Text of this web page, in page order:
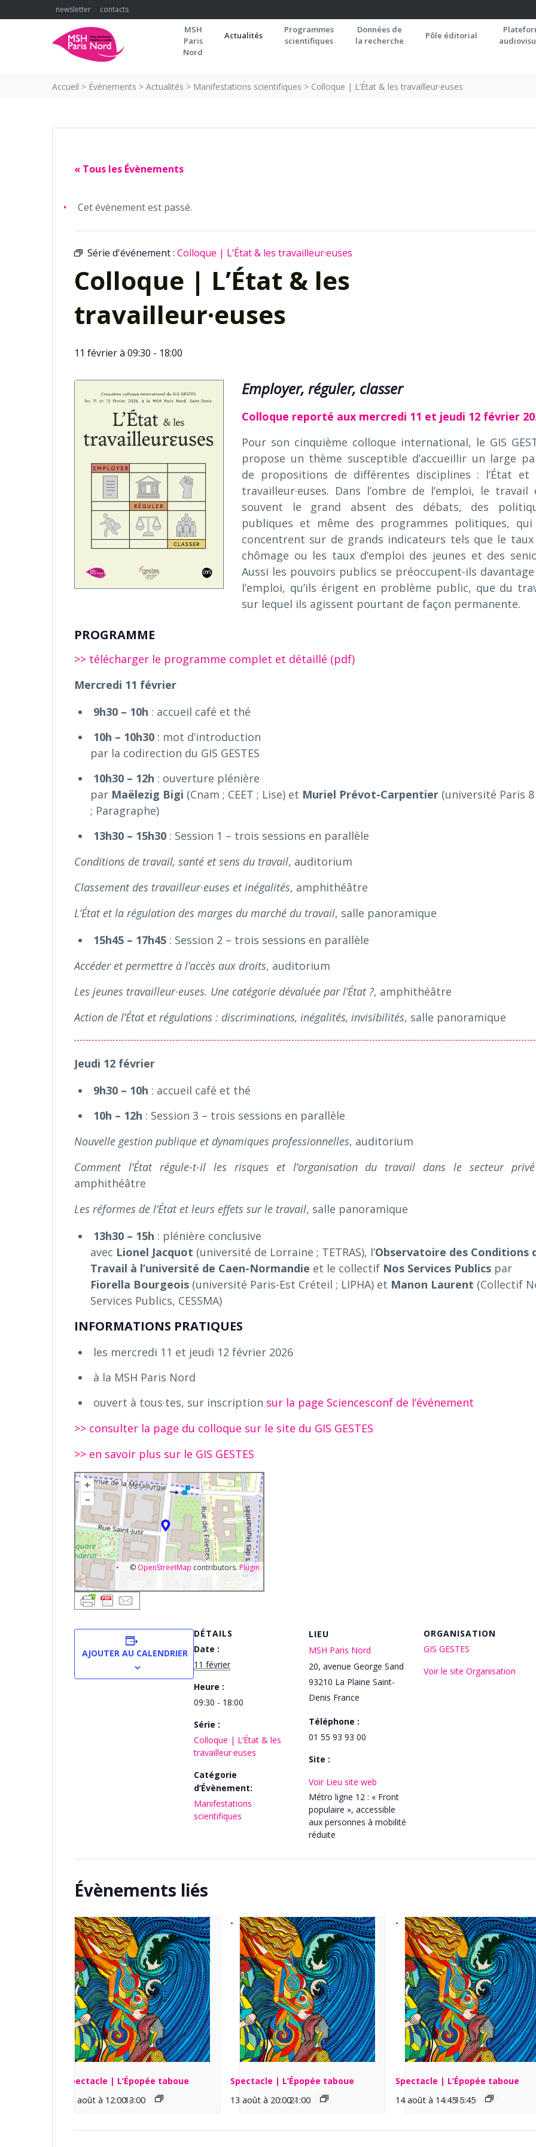
to
newsletter contacts
MSH
Paris
Nord
Actualités
Programmes
scientifiques
Données de
la recherche
Pôle éditorial
Accueil > Évènements > Actualités > Manifestations scientifiques > Colloque | L’État & les travailleur·euses
« Tous les Évènements
Cet évènement est passé.
Série d'événement : Colloque | L’État & les travailleur·euses
Colloque | L’État & les
travailleur·euses
11 février à 09:30 - 18:00
Employer, réguler, classer
Colloque reporté aux mercredi 11 et jeudi 12 février
Pour son cinquième colloque international, le GIS
propose un thème susceptible d’accueillir un large
de propositions de différentes disciplines : l’État et
travailleur·euses. Dans l’ombre de l’emploi, le travail
souvent le grand absent des débats, des
publiques et même des programmes politiques, qui
concentrent sur de grands indicateurs tels que le taux
chômage ou les taux d’emploi des jeunes et des
Aussi les pouvoirs publics se préoccupent-ils
l’emploi, qu’ils érigent en problème public, que du
sur lequel ils agissent pourtant de façon permanente.
PROGRAMME
>> télécharger le programme complet et détaillé (pdf)
Mercredi 11 février
9h30 – 10h : accueil café et thé
10h – 10h30 : mot d’introduction
par la codirection du GIS GESTES
10h30 – 12h : ouverture plénière
par Maëlezig Bigi (Cnam ; CEET ; Lise) et Muriel Prévot-Carpentier (université Paris 8
; Paragraphe)
13h30 – 15h30 : Session 1 – trois sessions en parallèle
Conditions de travail, santé et sens du travail, auditorium
Classement des travailleur·euses et inégalités, amphithéâtre
L’État et la régulation des marges du marché du travail, salle panoramique
15h45 – 17h45 : Session 2 – trois sessions en parallèle
Accéder et permettre à l’accès aux droits, auditorium
Les jeunes travailleur·euses. Une catégorie dévaluée par l’État ?, amphithéâtre
Action de l’État et régulations : discriminations, inégalités, invisibilités, salle panoramique
Jeudi 12 février
9h30 – 10h : accueil café et thé
10h – 12h : Session 3 – trois sessions en parallèle
Nouvelle gestion publique et dynamiques professionnelles, auditorium
Comment l’État régule-t-il les risques et l’organisation du travail dans le secteur
amphithéâtre
Les réformes de l’État et leurs effets sur le travail, salle panoramique
13h30 – 15h : plénière conclusive
avec Lionel Jacquot (université de Lorraine ; TETRAS), l’Observatoire des Conditions
Travail à l’université de Caen-Normandie et le collectif Nos Services Publics par
Fiorella Bourgeois (université Paris-Est Créteil ; LIPHA) et Manon Laurent (Collectif
Services Publics, CESSMA)
INFORMATIONS PRATIQUES
les mercredi 11 et jeudi 12 février 2026
à la MSH Paris Nord
ouvert à tous·tes, sur inscription sur la page Sciencesconf de l’événement
>> consulter la page du colloque sur le site du GIS GESTES
>> en savoir plus sur le GIS GESTES
+
–
© OpenStreetMap contributors. Plugin
AJOUTER AU CALENDRIER
DÉTAILS
Date :
11 février
Heure :
09:30 - 18:00
Série :
Colloque | L’État & les
travailleur·euses
Catégorie
d’Évènement:
Manifestations
scientifiques
LIEU
MSH Paris Nord
20, avenue George Sand
93210 La Plaine Saint-
Denis France
Téléphone :
01 55 93 93 00
Site :
Voir Lieu site web
Métro ligne 12 : « Front
populaire », accessible
aux personnes à mobilité
réduite
ORGANISATION
GIS GESTES
Voir le site Organisation
Évènements liés
Spectacle | L’Épopée taboue
13 août à 12:00 -
13:00
Spectacle | L’Épopée taboue
13 août à 20:00 -
21:00
Spectacle | L’Épopée taboue
14 août à 14:45 -
15:45